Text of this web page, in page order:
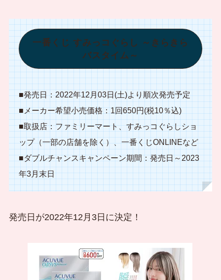
一番くじ すみっコぐらし ～きらきら
バスタイム～
■発売日：2022年12月03日(土)より順次発売予定
■メーカー希望小売価格：1回650円(税10％込)
■取扱店：ファミリーマート、すみっコぐらしショ
ップ（一部の店舗を除く）、一番くじONLINEなど
■ダブルチャンスキャンペーン期間：発売日～2023
年3月末日
発売日が2022年12月3日に決定！